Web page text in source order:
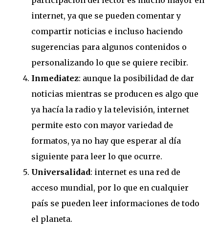
internet, ya que se pueden comentar y
compartir noticias e incluso haciendo
sugerencias para algunos contenidos o
personalizando lo que se quiere recibir.
Inmediatez: aunque la posibilidad de dar
noticias mientras se producen es algo que
ya hacía la radio y la televisión, internet
permite esto con mayor variedad de
formatos, ya no hay que esperar al día
siguiente para leer lo que ocurre.
Universalidad: internet es una red de
acceso mundial, por lo que en cualquier
país se pueden leer informaciones de todo
el planeta.